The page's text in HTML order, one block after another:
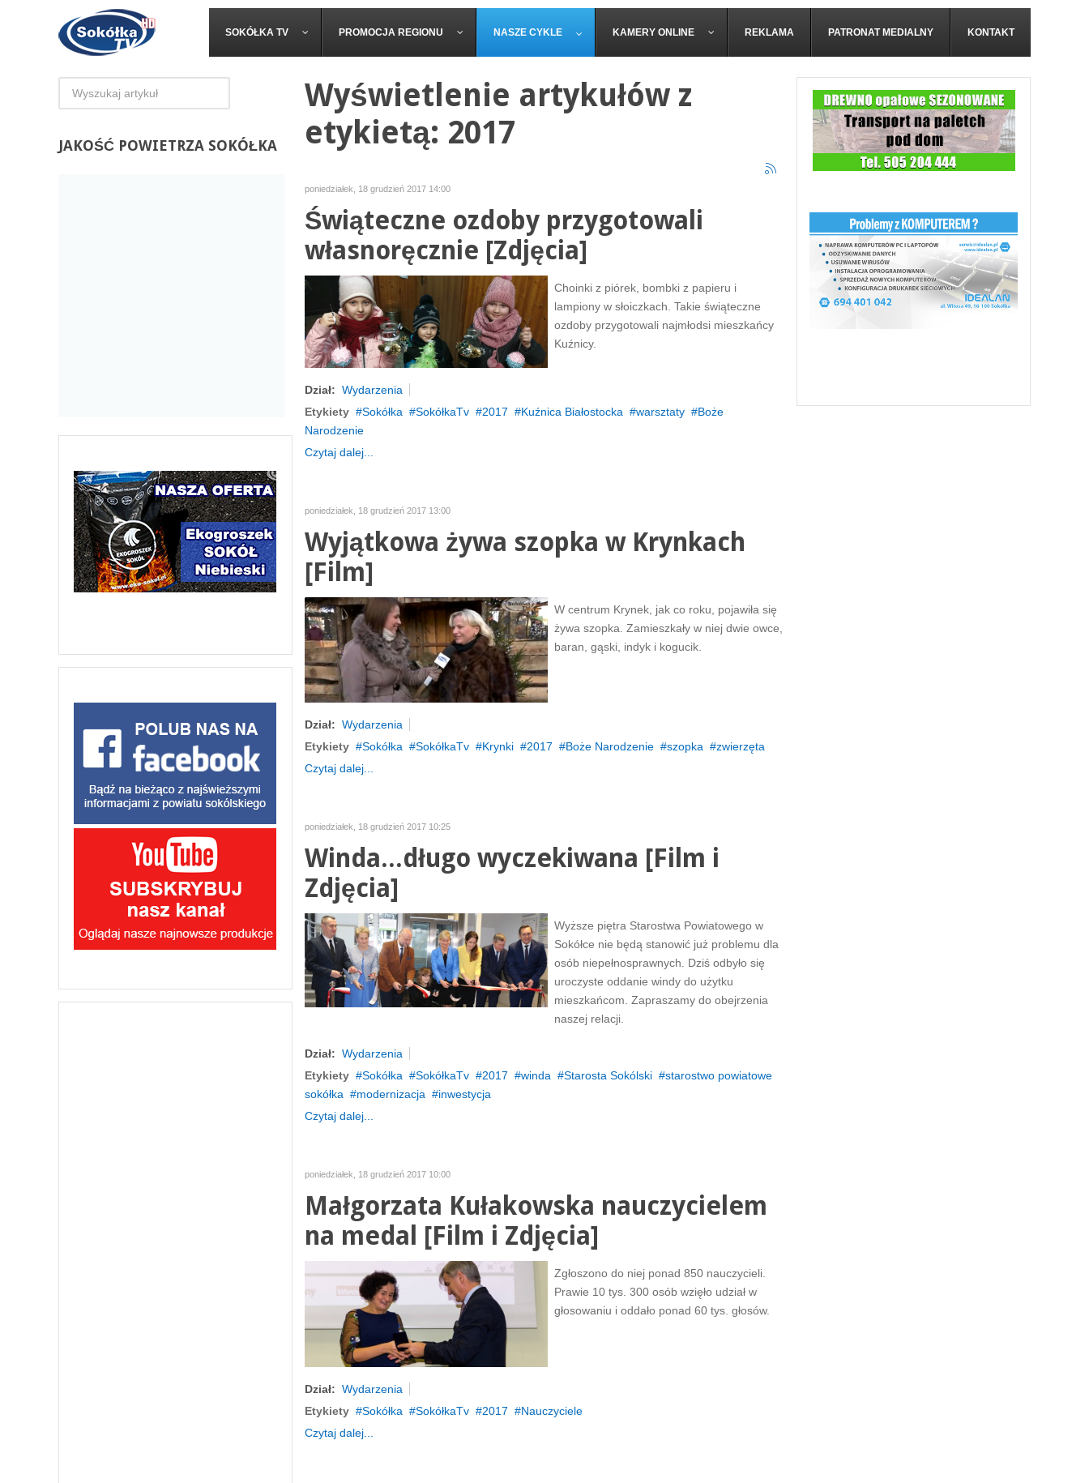
SOKÓŁKA TV PROMOCJA REGIONU NASZE CYKLE KAMERY ONLINE REKLAMA PATRONAT MEDIALNY KONTAKT
Wyświetlenie artykułów z
etykietą: 2017
poniedziałek, 18 grudzień 2017 14:00
Świąteczne ozdoby przygotowali
własnoręcznie [Zdjęcia]
Choinki z piórek, bombki z papieru i
lampiony w słoiczkach. Takie świąteczne
ozdoby przygotowali najmłodsi mieszkańcy
Kuźnicy.
Dział: Wydarzenia
Etykiety
Sokółka SokółkaTv 2017 Kuźnica Białostocka warsztaty
Boże
Narodzenie
Czytaj dalej...
poniedziałek, 18 grudzień 2017 13:00
Wyjątkowa żywa szopka w Krynkach
[Film]
W centrum Krynek, jak co roku, pojawiła się
żywa szopka. Zamieszkały w niej dwie owce,
baran, gąski, indyk i kogucik.
Dział: Wydarzenia
Etykiety
Sokółka SokółkaTv Krynki 2017 Boże Narodzenie szopka
zwierzęta
Czytaj dalej...
poniedziałek, 18 grudzień 2017 10:25
Winda...długo wyczekiwana [Film i
Zdjęcia]
Wyższe piętra Starostwa Powiatowego w
Sokółce nie będą stanowić już problemu dla
osób niepełnosprawnych. Dziś odbyło się
uroczyste oddanie windy do użytku
mieszkańcom. Zapraszamy do obejrzenia
naszej relacji.
Dział: Wydarzenia
Etykiety
Sokółka SokółkaTv 2017 winda Starosta Sokólski
starostwo powiatowe
sokółka
modernizacja
inwestycja
Czytaj dalej...
poniedziałek, 18 grudzień 2017 10:00
Małgorzata Kułakowska nauczycielem
na medal [Film i Zdjęcia]
Zgłoszono do niej ponad 850 nauczycieli.
Prawie 10 tys. 300 osób wzięło udział w
głosowaniu i oddało ponad 60 tys. głosów.
Dział: Wydarzenia
Etykiety
Sokółka SokółkaTv 2017
Nauczyciele
Czytaj dalej...
JAKOŚĆ POWIETRZA SOKÓŁKA